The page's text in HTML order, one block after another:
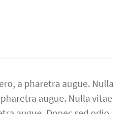
a pharetra augue. Nulla
augue. Nulla vitae